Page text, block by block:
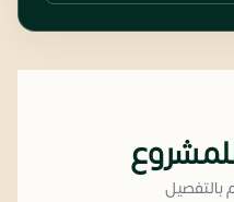
بالتفصيل